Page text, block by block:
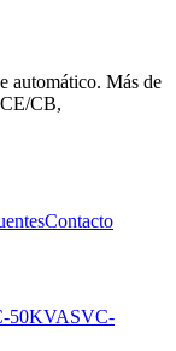
automático. Más de
CB,
Contacto
50KVASVC-